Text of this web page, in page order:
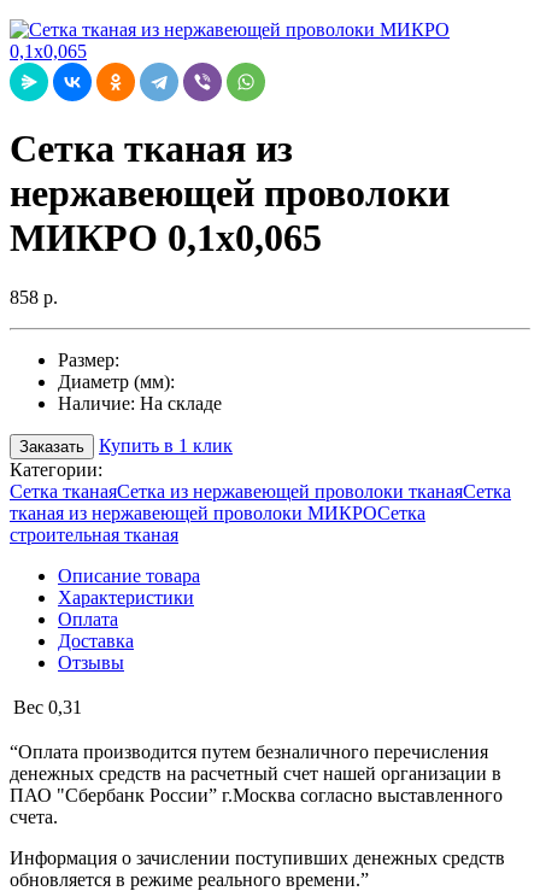
Сетка тканая из
нержавеющей проволоки
МИКРО 0,1х0,065
858 р.
Размер:
Диаметр (мм):
Наличие: На складе
Заказать
Купить в 1 клик
Категории:
Сетка тканаяСетка из нержавеющей проволоки тканаяСетка
тканая из нержавеющей проволоки МИКРОСетка
строительная тканая
Описание товара
Характеристики
Оплата
Доставка
Отзывы
Вес 0,31
“Оплата производится путем безналичного перечисления
денежных средств на расчетный счет нашей организации в
ПАО "Сбербанк России” г.Москва согласно выставленного
счета.
Информация о зачислении поступивших денежных средств
обновляется в режиме реального времени.”